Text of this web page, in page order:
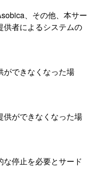
、その他、本サー
供者によるシステムの
ができなくなった場
供ができなくなった場
な停止を必要とサード